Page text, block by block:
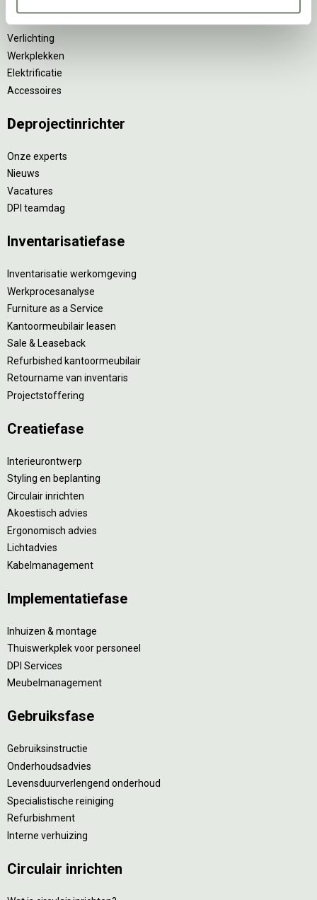
Tafels
Verlichting
Werkplekken
Elektrificatie
Accessoires
Deprojectinrichter
Onze experts
Nieuws
Vacatures
DPI teamdag
Inventarisatiefase
Inventarisatie werkomgeving
Werkprocesanalyse
Furniture as a Service
Kantoormeubilair leasen
Sale & Leaseback
Refurbished kantoormeubilair
Retourname van inventaris
Projectstoffering
Creatiefase
Interieurontwerp
Styling en beplanting
Circulair inrichten
Akoestisch advies
Ergonomisch advies
Lichtadvies
Kabelmanagement
Implementatiefase
Inhuizen & montage
Thuiswerkplek voor personeel
DPI Services
Meubelmanagement
Gebruiksfase
Gebruiksinstructie
Onderhoudsadvies
Levensduurverlengend onderhoud
Specialistische reiniging
Refurbishment
Interne verhuizing
Circulair inrichten